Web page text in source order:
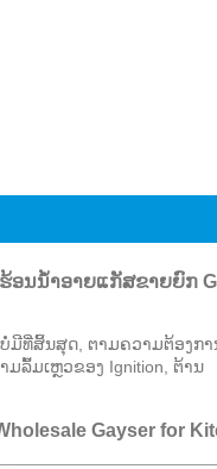
ອນ​ນ​້​ໍ​າ​ອາຍ​ແກ​ັ​ສ​ຂາຍ​ຍົກ
ມີທີ່ສິ້ນສຸດ, ຕາມຄວາມຕ້ອງກ
ລົ້ມເຫຼວຂອງ Ignition, ຕ້ານ
Gayser for